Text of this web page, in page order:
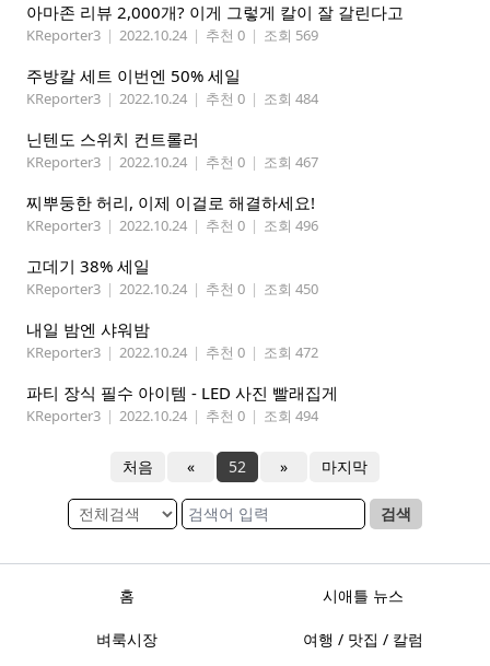
아마존 리뷰 2,000개? 이게 그렇게 칼이 잘 갈린다고
KReporter3 | 2022.10.24 | 추천 0 | 조회 569
주방칼 세트 이번엔 50% 세일
KReporter3 | 2022.10.24 | 추천 0 | 조회 484
닌텐도 스위치 컨트롤러
KReporter3 | 2022.10.24 | 추천 0 | 조회 467
찌뿌둥한 허리, 이제 이걸로 해결하세요!
KReporter3 | 2022.10.24 | 추천 0 | 조회 496
고데기 38% 세일
KReporter3 | 2022.10.24 | 추천 0 | 조회 450
내일 밤엔 샤워밤
KReporter3 | 2022.10.24 | 추천 0 | 조회 472
파티 장식 필수 아이템 - LED 사진 빨래집게
KReporter3 | 2022.10.24 | 추천 0 | 조회 494
처음 « 52 » 마지막
검색
홈 시애틀 뉴스
벼룩시장 여행 / 맛집 / 칼럼